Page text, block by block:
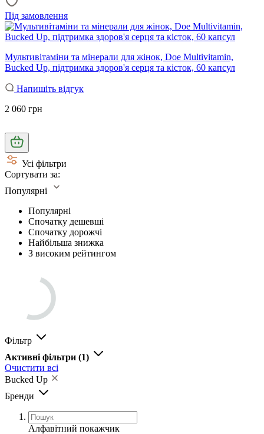
Під замовлення
Мультивітаміни та мінерали для жінок, Doe Multivitamin,
Bucked Up, підтримка здоров'я серця та кісток, 60 капсул
Напишіть відгук
2 060 грн
Усі фільтри
Сортувати за:
Популярні
Популярні
Спочатку дешевші
Спочатку дорожчі
Найбільша знижка
З високим рейтингом
Фільтр
Активні фільтри (1)
Очистити всі
Bucked Up
Бренди
Алфавітний покажчик